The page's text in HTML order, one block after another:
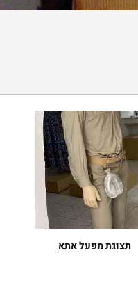
תצוגת מפעל אתא